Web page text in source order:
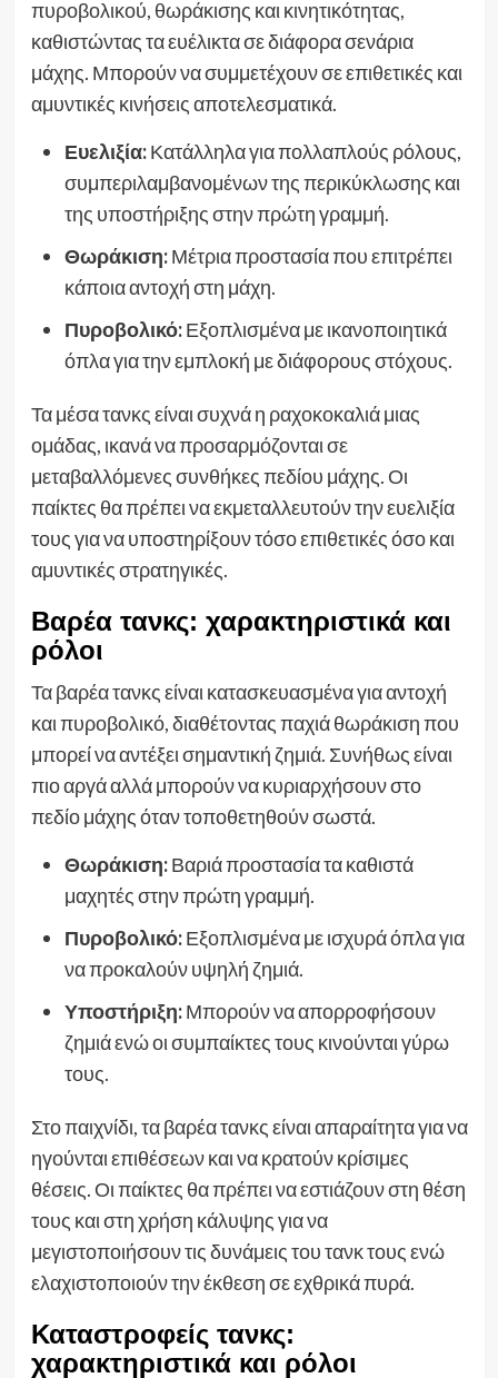
πυροβολικού, θωράκισης και κινητικότητας,
καθιστώντας τα ευέλικτα σε διάφορα σενάρια
μάχης. Μπορούν να συμμετέχουν σε επιθετικές και
αμυντικές κινήσεις αποτελεσματικά.
Ευελιξία:Κατάλληλα για πολλαπλούς ρόλους,
συμπεριλαμβανομένων της περικύκλωσης και
της υποστήριξης στην πρώτη γραμμή.
Θωράκιση:Μέτρια προστασία που επιτρέπει
κάποια αντοχή στη μάχη.
Πυροβολικό:Εξοπλισμένα με ικανοποιητικά
όπλα για την εμπλοκή με διάφορους στόχους.
Τα μέσα τανκς είναι συχνά η ραχοκοκαλιά μιας
ομάδας, ικανά να προσαρμόζονται σε
μεταβαλλόμενες συνθήκες πεδίου μάχης. Οι
παίκτες θα πρέπει να εκμεταλλευτούν την ευελιξία
τους για να υποστηρίξουν τόσο επιθετικές όσο και
αμυντικές στρατηγικές.
Βαρέα τανκς: χαρακτηριστικά και
ρόλοι
Τα βαρέα τανκς είναι κατασκευασμένα για αντοχή
και πυροβολικό, διαθέτοντας παχιά θωράκιση που
μπορεί να αντέξει σημαντική ζημιά. Συνήθως είναι
πιο αργά αλλά μπορούν να κυριαρχήσουν στο
πεδίο μάχης όταν τοποθετηθούν σωστά.
Θωράκιση:Βαριά προστασία τα καθιστά
μαχητές στην πρώτη γραμμή.
Πυροβολικό:Εξοπλισμένα με ισχυρά όπλα για
να προκαλούν υψηλή ζημιά.
Υποστήριξη:Μπορούν να απορροφήσουν
ζημιά ενώ οι συμπαίκτες τους κινούνται γύρω
τους.
Στο παιχνίδι, τα βαρέα τανκς είναι απαραίτητα για να
ηγούνται επιθέσεων και να κρατούν κρίσιμες
θέσεις. Οι παίκτες θα πρέπει να εστιάζουν στη θέση
τους και στη χρήση κάλυψης για να
μεγιστοποιήσουν τις δυνάμεις του τανκ τους ενώ
ελαχιστοποιούν την έκθεση σε εχθρικά πυρά.
Καταστροφείς τανκς:
χαρακτηριστικά και ρόλοι